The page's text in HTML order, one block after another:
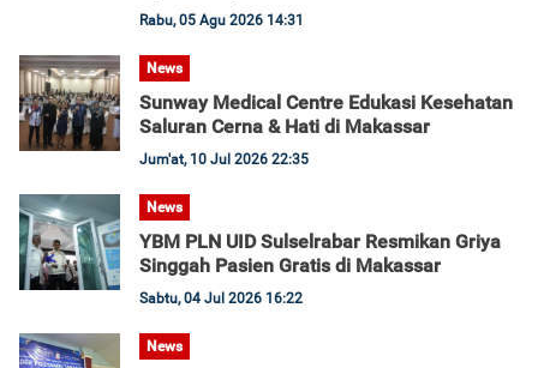
Rabu, 05 Agu 2026 14:31
News
Sunway Medical Centre Edukasi Kesehatan
Saluran Cerna & Hati di Makassar
Jum'at, 10 Jul 2026 22:35
News
YBM PLN UID Sulselrabar Resmikan Griya
Singgah Pasien Gratis di Makassar
Sabtu, 04 Jul 2026 16:22
News